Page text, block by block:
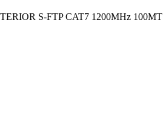
S-FTP CAT7 1200MHz 100MT